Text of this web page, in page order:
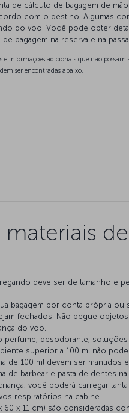
de cálculo de bagagem de
com o destino. Algumas
do voo. Você pode obter
bagagem na reserva e na
informações adicionais que não possam
ser encontradas abaixo.
materiais
deve ser de tamanho e
bagagem por conta própria
fechados. Não pegue
do voo.
perfume, desodorante,
superior a 100 ml não
de 100 ml devem ser mantidos
de barbear e pasta de dentes na
você poderá carregar
respiratórios na cabine.
60 x 11 cm) são consideradas